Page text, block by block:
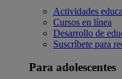
Actividades
Cursos en línea
Desarrollo de
Suscríbete para
Para adolescentes